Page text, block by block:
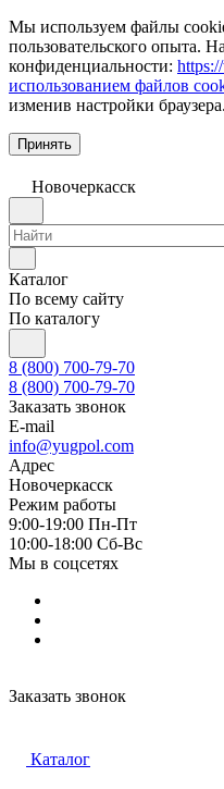
Мы используем файлы
пользовательского опыта.
конфиденциальности:
использованием файлов
изменив настройки
Принять
Новочеркаcск
Каталог
По всему сайту
По каталогу
8 (800) 700-79-70
8 (800) 700-79-70
Заказать звонок
E-mail
info@yugpol.com
Адрес
Новочеркаcск
Режим работы
9:00-19:00 Пн-Пт
10:00-18:00 Cб-Вс
Мы в соцсетях
Заказать звонок
Каталог